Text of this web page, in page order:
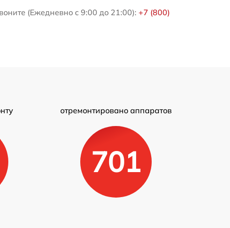
(Ежедневно с 9:00 до 21:00): +7 (800)
отремонтировано аппаратов
701